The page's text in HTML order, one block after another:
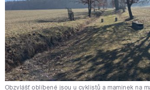
Obzvlášť oblíbené jsou u cyklistů a maminek na